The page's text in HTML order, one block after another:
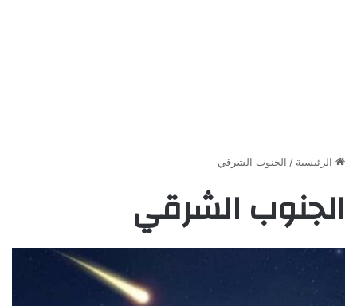
الرئيسية / الجنوب الشرقي
الجنوب الشرقي